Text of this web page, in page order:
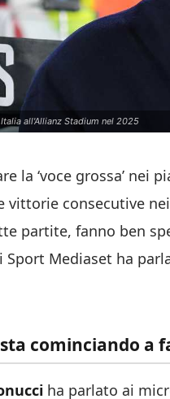
all'Allianz Stadium nel 2025
la ‘voce grossa’ nei
vittorie consecutive
partite, fanno ben
Mediaset ha
cominciando a
ha parlato ai